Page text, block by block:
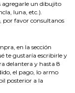
agregarle un dibujito
luna, etc.).
por favor consultanos
en la sección
te gustaría escribirle y
delantera y hasta 8
el pago, lo armo
posterior a la